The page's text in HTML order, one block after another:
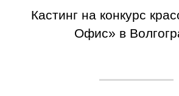
Кастинг на конкурс
Офис» в